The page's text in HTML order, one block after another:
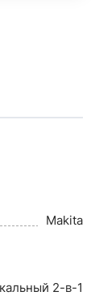
Makita
2-в-1